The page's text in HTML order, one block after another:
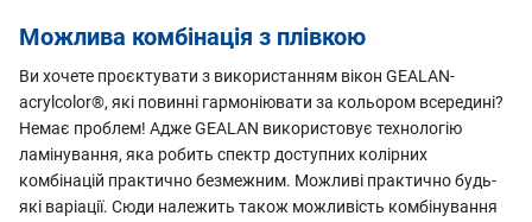
Можлива комбінація з плівкою
Ви хочете проєктувати з використанням вікон GEALAN-
acrylcolor®, які повинні гармоніювати за кольором всередині?
Немає проблем! Адже GEALAN використовує технологію
ламінування, яка робить спектр доступних колірних
комбінацій практично безмежним. Можливі практично будь-
які варіації. Сюди належить також можливість комбінування